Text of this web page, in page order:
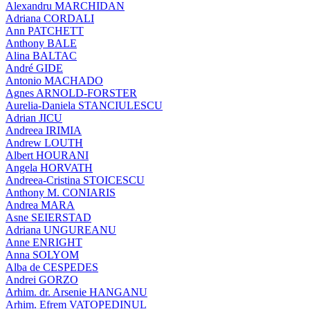
Alexandru MARCHIDAN
Adriana CORDALI
Ann PATCHETT
Anthony BALE
Alina BALTAC
André GIDE
Antonio MACHADO
Agnes ARNOLD-FORSTER
Aurelia-Daniela STANCIULESCU
Adrian JICU
Andreea IRIMIA
Andrew LOUTH
Albert HOURANI
Angela HORVATH
Andreea-Cristina STOICESCU
Anthony M. CONIARIS
Andrea MARA
Asne SEIERSTAD
Adriana UNGUREANU
Anne ENRIGHT
Anna SOLYOM
Alba de CESPEDES
Andrei GORZO
Arhim. dr. Arsenie HANGANU
Arhim. Efrem VATOPEDINUL